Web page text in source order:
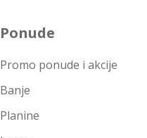
Ponude
Promo ponude i akcije
Banje
Planine